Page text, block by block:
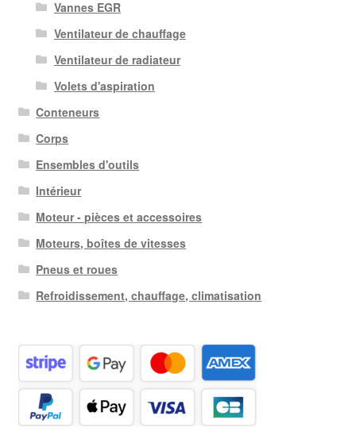
Vannes EGR
Ventilateur de chauffage
Ventilateur de radiateur
Volets d'aspiration
Conteneurs
Corps
Ensembles d'outils
Intérieur
Moteur - pièces et accessoires
Moteurs, boîtes de vitesses
Pneus et roues
Refroidissement, chauffage, climatisation